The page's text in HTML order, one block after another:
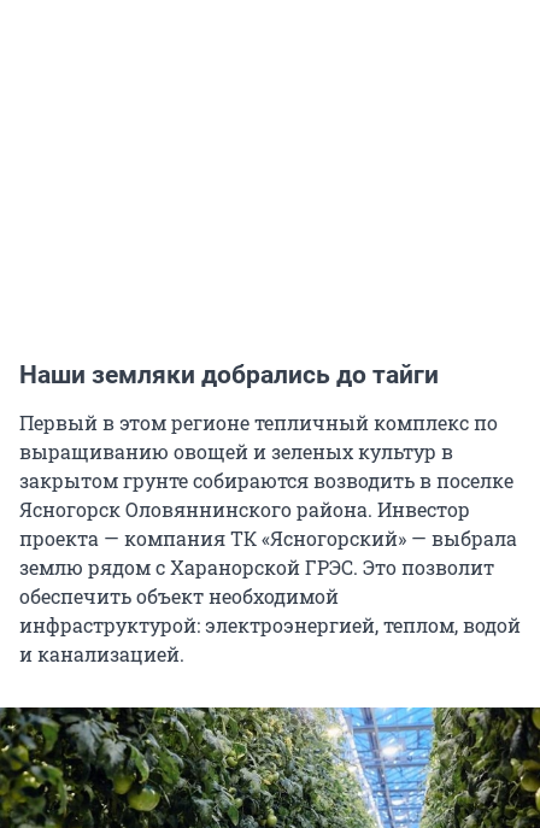
Наши земляки добрались до тайги
Первый в этом регионе тепличный комплекс по
выращиванию овощей и зеленых культур в
закрытом грунте собираются возводить в поселке
Ясногорск Оловяннинского района. Инвестор
проекта — компания ТК «Ясногорский» — выбрала
землю рядом с Харанорской ГРЭС. Это позволит
обеспечить объект необходимой
инфраструктурой: электроэнергией, теплом, водой
и канализацией.